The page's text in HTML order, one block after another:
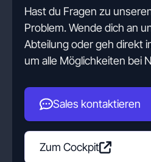
Hast du Fragen zu
Problem. Wende dich an
Abteilung oder geh direkt
um alle Möglichkeiten bei
Sales kontaktieren
Zum Cockpit